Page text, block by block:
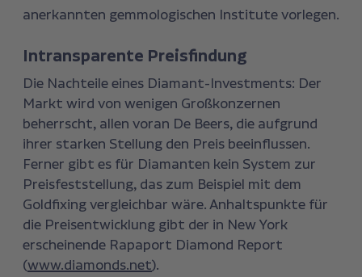
anerkannten gemmologischen Institute vorlegen.
Intransparente Preisfindung
Die Nachteile eines Diamant-Investments: Der
Markt wird von wenigen Großkonzernen
beherrscht, allen voran De Beers, die aufgrund
ihrer starken Stellung den Preis beeinflussen.
Ferner gibt es für Diamanten kein System zur
Preisfeststellung, das zum Beispiel mit dem
Goldfixing vergleichbar wäre. Anhaltspunkte für
die Preisentwicklung gibt der in New York
erscheinende Rapaport Diamond Report
(www.diamonds.net).